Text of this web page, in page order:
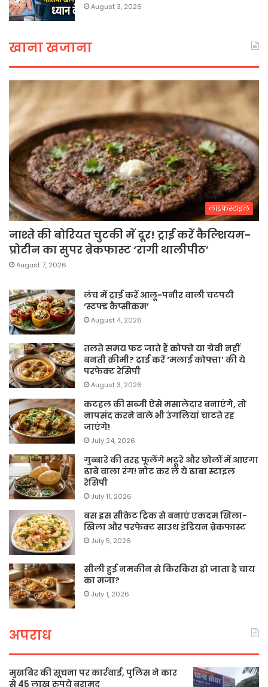
August 3, 2026
खाना खजाना
लाइफस्टाइल
नाश्ते की बोरियत चुटकी में दूर! ट्राई करें कैल्शियम-
प्रोटीन का सुपर ब्रेकफास्ट ‘रागी थालीपीठ’
August 7, 2026
लंच में ट्राई करें आलू-पनीर वाली चटपटी
‘स्टफ्ड कैप्सीकम’
August 4, 2026
तलते समय फट जाते हैं कोफ्ते या ग्रेवी नहीं
बनती क्रीमी? ट्राई करें ‘मलाई कोफ्ता’ की ये
परफेक्ट रेसिपी
August 3, 2026
कटहल की सब्जी ऐसे मसालेदार बनाएंगे, तो
नापसंद करने वाले भी उंगलियां चाटते रह
जाएंगे!
July 24, 2026
गुब्बारे की तरह फूलेंगे भटूरे और छोलों में आएगा
ढाबे वाला रंग! नोट कर लें ये ढाबा स्टाइल
रेसिपी
July 11, 2026
बस इस सीक्रेट ट्रिक से बनाएं एकदम खिला-
खिला और परफेक्ट साउथ इंडियन ब्रेकफास्ट
July 5, 2026
सीली हुई नमकीन से किरकिरा हो जाता है चाय
का मजा?
July 1, 2026
अपराध
मुखबिर की सूचना पर कार्रवाई, पुलिस ने कार
से 45 लाख रुपये बरामद